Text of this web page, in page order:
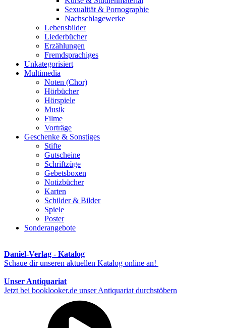
Sexualität & Pornographie
Nachschlagewerke
Lebensbilder
Liederbücher
Erzählungen
Fremdsprachiges
Unkategorisiert
Multimedia
Noten (Chor)
Hörbücher
Hörspiele
Musik
Filme
Vorträge
Geschenke & Sonstiges
Stifte
Gutscheine
Schriftzüge
Gebetsboxen
Notizbücher
Karten
Schilder & Bilder
Spiele
Poster
Sonderangebote
Daniel-Verlag - Katalog
Schaue dir unseren aktuellen Katalog online an!
Unser Antiquariat
Jetzt bei booklooker.de unser Antiquariat durchstöbern